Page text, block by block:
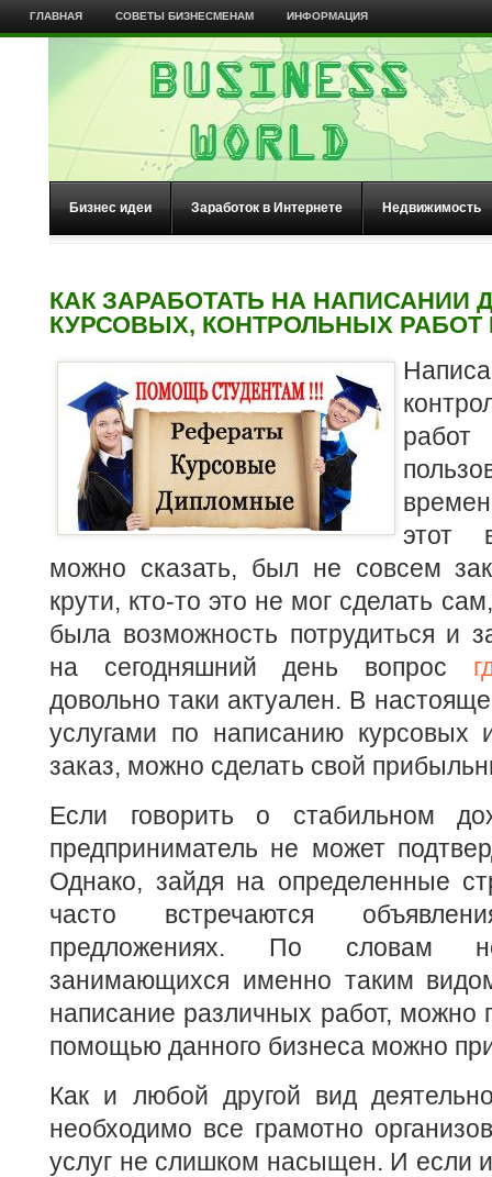
ГЛАВНАЯ СОВЕТЫ БИЗНЕСМЕНАМ ИНФОРМАЦИЯ
Бизнес идеи Заработок в Интернете Недвижимость
КАК ЗАРАБОТАТЬ НА НАПИСАНИИ
КУРСОВЫХ, КОНТРОЛЬНЫХ РАБОТ
этот
можно сказать, был не совсем
крути, кто-то это не мог сделать
была возможность потрудиться и
на сегодняшний день вопрос
довольно таки актуален. В
услугами по написанию курсовых
заказ, можно сделать свой
Если говорить о стабильном
предприниматель не может
Однако, зайдя на определенные
часто встречаются
предложениях. По словам
занимающихся именно таким
написание различных работ, можно
помощью данного бизнеса можно
Как и любой другой вид
необходимо все грамотно
услуг не слишком насыщен. И если